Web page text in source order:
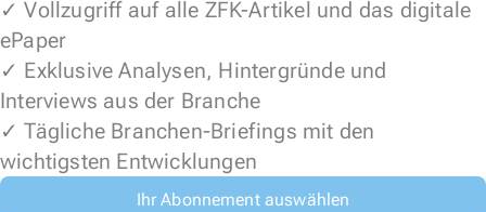
✓ Vollzugriff auf alle ZFK-Artikel und das digitale
ePaper
✓ Exklusive Analysen, Hintergründe und
Interviews aus der Branche
✓ Tägliche Branchen-Briefings mit den
wichtigsten Entwicklungen
Ihr Abonnement auswählen